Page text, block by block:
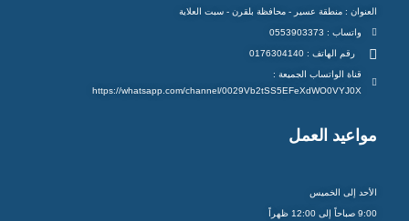
العنوان : منطقة عسير - محافظة بلقرن - سبت العلاية
واتساب : 0553903373
رقم الهاتف : 0176304140
قناة الواتساب الجميعة :
https://whatsapp.com/channel/0029Vb2tSS5EFeXdWO0VYJ0X
مواعيد العمل
الأحد إلى الخميس
9:00 صباحاً إلى 12:00 ظهراً